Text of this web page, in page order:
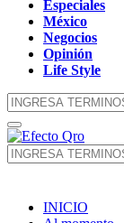
Especiales
México
Negocios
Opinión
Life Style
Búsqueda
de:
Menú
Principal
Búsqueda
de:
INICIO